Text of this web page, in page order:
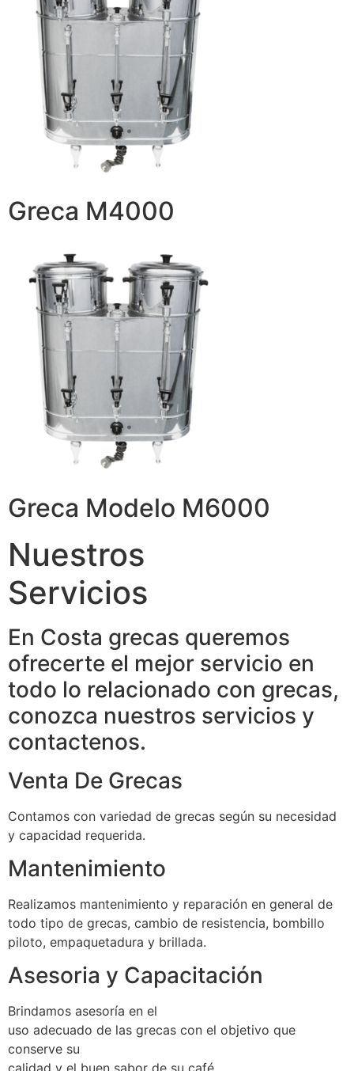
Greca M4000
Greca Modelo M6000
Nuestros
Servicios
En Costa grecas queremos
ofrecerte el mejor servicio en
todo lo relacionado con grecas,
conozca nuestros servicios y
contactenos.
Venta De Grecas
Contamos con variedad de grecas según su necesidad
y capacidad requerida.
Mantenimiento
Realizamos mantenimiento y reparación en general de
todo tipo de grecas, cambio de resistencia, bombillo
piloto, empaquetadura y brillada.
Asesoria y Capacitación
Brindamos asesoría en el
uso adecuado de las grecas con el objetivo que
conserve su